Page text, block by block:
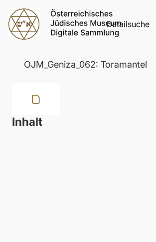
Detailsuche
OJM_Geniza_062: Toramantel
Inhalt